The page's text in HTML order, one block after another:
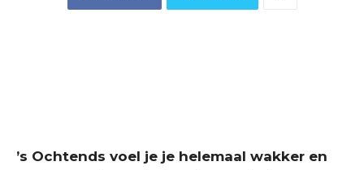
’s Ochtends voel je je helemaal wakker en